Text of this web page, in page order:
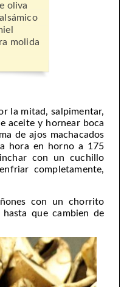
oliva
molida
la mitad, salpimentar,
aceite y hornear boca
de ajos machacados
hora en horno a 175
con un cuchillo
completamente,
con un chorrito
que cambien de